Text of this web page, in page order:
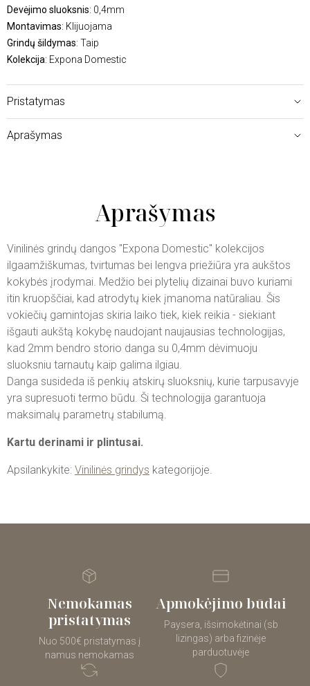
Devėjimo sluoksnis: 0,4mm
Montavimas: Klijuojama
Grindų šildymas: Taip
Kolekcija: Expona Domestic
Pristatymas
Aprašymas
Aprašymas
Vinilinės grindų dangos "Expona Domestic" kolekcijos
ilgaamžiškumas, tvirtumas bei lengva priežiūra yra aukštos
kokybės įrodymai. Medžio bei plytelių dizainai buvo kuriami
itin kruopščiai, kad atrodytų kiek įmanoma natūraliau. Šis
vokiečių gamintojas skiria laiko tiek, kiek reikia - siekiant
išgauti aukštą kokybę naudojant naujausias technologijas,
kad 2mm bendro storio danga su 0,4mm dėvimuoju
sluoksniu tarnautų kaip galima ilgiau.
Danga susideda iš penkių atskirų sluoksnių, kurie tarpusavyje
yra supresuoti termo būdu. Ši technologija garantuoja
maksimalų parametrų stabilumą.
Kartu derinami ir plintusai.
Apsilankykite: Vinilinės grindys kategorijoje.
Nemokamas
pristatymas
Nuo 500€ pristatymas į
namus nemokamas
Apmokėjimo būdai
Paysera, išsimokėtinai (sb
lizingas) arba fizinėje
parduotuvėje